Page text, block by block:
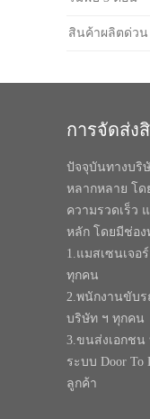
สินค้าผลิตด่วน
การจัดส่ง
ปัจจุบันทางบริ
หลากหลาย โด
ความรวดเร็ว
หลัก โดยมีช่อง
1.แมสเซนเจอ
ทุกคน
2.พนักงานขับร
บริษัท ฯ ทุกคน
3.ขนส่งเอกชน
ระบบ Door
ลูกค้า